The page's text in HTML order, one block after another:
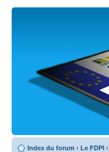
Index du forum ‹ Le FDPI ‹